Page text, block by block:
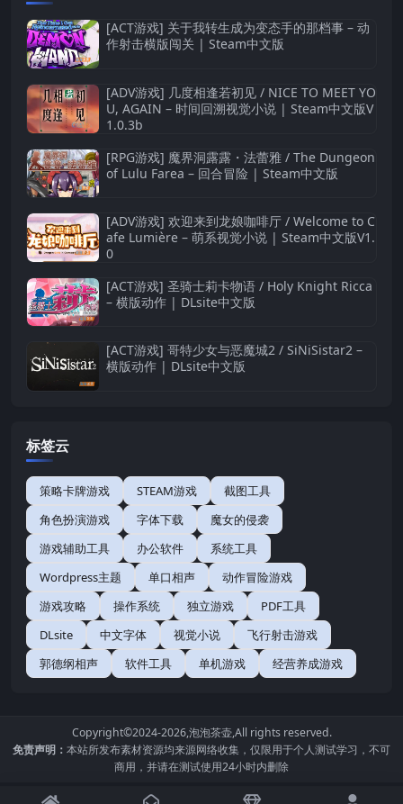
[ACT游戏] 关于我转生成为变态手的那档事 – 动
作射击横版闯关 | Steam中文版
[ADV游戏] 几度相逢若初见 / NICE TO MEET YO
U, AGAIN – 时间回溯视觉小说 | Steam中文版V
1.0.3b
[RPG游戏] 魔界洞露露・法蕾雅 / The Dungeon
of Lulu Farea – 回合冒险 | Steam中文版
[ADV游戏] 欢迎来到龙娘咖啡厅 / Welcome to C
afe Lumière – 萌系视觉小说 | Steam中文版V1.
0
[ACT游戏] 圣骑士莉卡物语 / Holy Knight Ricca
– 横版动作 | DLsite中文版
[ACT游戏] 哥特少女与恶魔城2 / SiNiSistar2 –
横版动作 | DLsite中文版
标签云
策略卡牌游戏 STEAM游戏
截图工具
角色扮演游戏
字体下载
魔女的侵袭
游戏辅助工具
办公软件
系统工具
Wordpress主题
单口相声
动作冒险游戏
游戏攻略
操作系统 独立游戏
PDF工具
DLsite
中文字体 视觉小说
飞行射击游戏
郭德纲相声
软件工具 单机游戏 经营养成游戏
Copyright©2024-2026,泡泡茶壶,All rights reserved.
免责声明： 本站所发布素材资源均来源网络收集，仅限用于个人测试学习，不可
商用，并请在测试使用24小时内删除